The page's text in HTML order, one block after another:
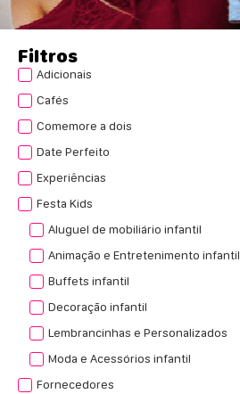
Filtros
Adicionais
Cafés
Comemore a dois
Date Perfeito
Experiências
Festa Kids
Aluguel de mobiliário infantil
Animação e Entretenimento infantil
Buffets infantil
Decoração infantil
Lembrancinhas e Personalizados
Moda e Acessórios infantil
Fornecedores